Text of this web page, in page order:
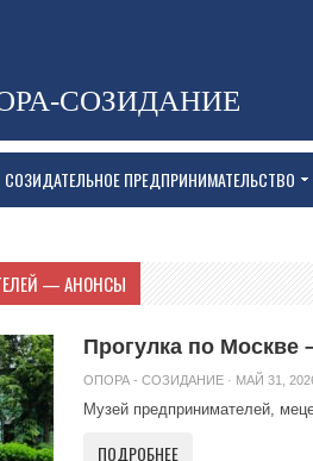
СОЗИДАНИЕ
СОЗИДАТЕЛЬНОЕ ПРЕДПРИНИМАТЕЛЬСТВО
— АНОНСЫ
Прогулка по Москве
ОПОРА - СОЗИДАНИЕ · МАЙ 31,
Музей предпринимателей,
ПОДРОБНЕЕ